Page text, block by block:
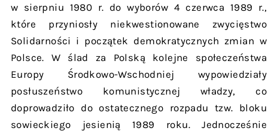
w sierpniu 1980 r. do wyborów 4 czerwca 1989 r.,
które przyniosły niekwestionowane zwycięstwo
Solidarności i początek demokratycznych zmian w
Polsce. W ślad za Polską kolejne społeczeństwa
Europy Środkowo-Wschodniej wypowiedziały
posłuszeństwo komunistycznej władzy, co
doprowadziło do ostatecznego rozpadu tzw. bloku
sowieckiego jesienią 1989 roku. Jednocześnie